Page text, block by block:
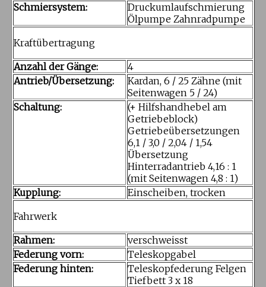
Schmiersystem:
Druckumlaufschmierung
Ölpumpe Zahnradpumpe
Kraftübertragung
Anzahl der Gänge:
4
Antrieb/Übersetzung:
Kardan, 6 / 25 Zähne (mit
Seitenwagen 5 / 24)
Schaltung:
(+ Hilfshandhebel am
Getriebeblock)
Getriebeübersetzungen
6,1 / 3,0 / 2,04 / 1,54
Übersetzung
Hinterradantrieb 4,16 : 1
(mit Seitenwagen 4,8 : 1)
Kupplung:
Einscheiben, trocken
Fahrwerk
Rahmen:
verschweisst
Federung vorn:
Teleskopgabel
Federung hinten:
Teleskopfederung Felgen
Tiefbett 3 x 18